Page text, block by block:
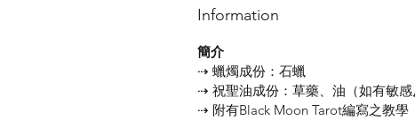
Information
簡介
⇢ 蠟燭成份：石蠟
⇢ 祝聖油成份：草藥、油（如有敏感
⇢ 附有Black Moon Tarot編寫之教學